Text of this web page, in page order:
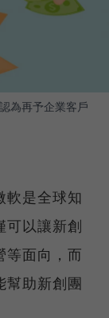
為再予企業客戶
軟是全球知
可以讓新創
等面向，而
幫助新創團